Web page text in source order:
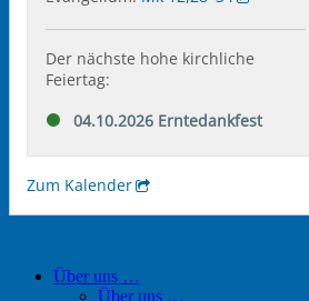
Über uns …
Über uns …